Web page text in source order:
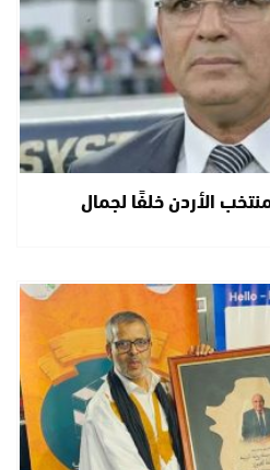
الأردن خلفًا لجمال